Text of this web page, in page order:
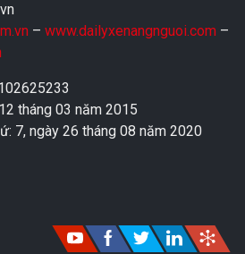
– www.dailyxenangnguoi.com –
tháng 03 năm 2015
7, ngày 26 tháng 08 năm 2020